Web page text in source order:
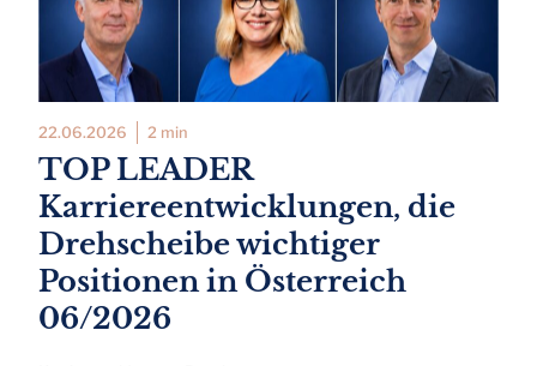
22.06.2026 2 min
TOP LEADER
Karriereentwicklungen, die
Drehscheibe wichtiger
Positionen in Österreich
06/2026